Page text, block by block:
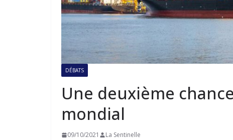
DÉBATS
Une deuxième
mondial
09/10/2021 La Sentinelle